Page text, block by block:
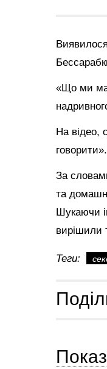
«Що ми
На відео,
говорити».
За
та
Шукаючи
вирішили
Теги: